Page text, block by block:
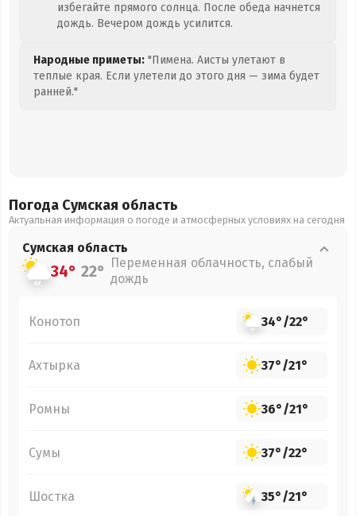
избегайте прямого солнца. После обеда начнется
дождь. Вечером дождь усилится.
Народные приметы: "Пимена. Аисты улетают в
теплые края. Если улетели до этого дня — зима будет
ранней."
Погода Сумская область
Актуальная информация о погоде и атмосферных условиях на сегодня
Сумская область
34° 22° Переменная облачность, слабый
дождь
Конотоп 34°/22°
Ахтырка 37°/21°
Ромны 36°/21°
Сумы 37°/22°
Шостка 35°/21°